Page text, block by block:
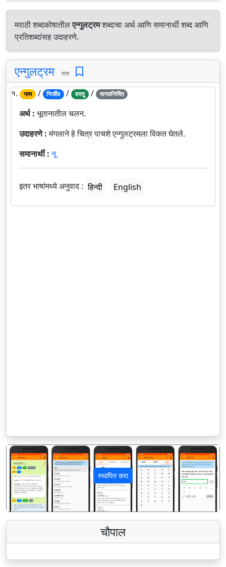
मराठी शब्दकोषातीलएन्गुलट्रमशब्दाचा अर्थ आणि समानार्थी शब्द आणि
प्रतिशब्दांसह उदाहरणे.
एन्गुलट्रम नाम
१. नाम / निर्जीव / वस्तू / मानवनिर्मित
अर्थ : भूतानातील चलन.
उदाहरणे :मंगलाने हे चित्र पाचशे एन्गुलट्रमला विकत घेतले.
समानार्थी :नू
इतर भाषांमध्ये अनुवाद : हिन्दी English
स्थापित करा
पिछला अगला
चौपाल